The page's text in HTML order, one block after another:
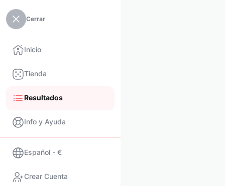
Cerrar
Inicio
Tienda
Resultados
Info y Ayuda
Español - €
Crear Cuenta